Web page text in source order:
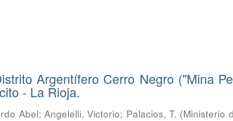
Argentífero Cerro Negro ("Mina
- La Rioja.
Abel; Angelelli, Victorio; Palacios, T. (Ministerio